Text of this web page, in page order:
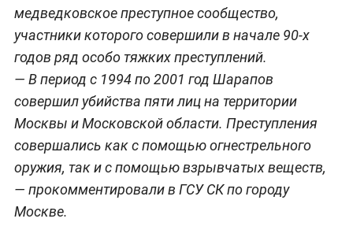
медведковское преступное сообщество,
участники которого совершили в начале 90-х
годов ряд особо тяжких преступлений.
— В период с 1994 по 2001 год Шарапов
совершил убийства пяти лиц на территории
Москвы и Московской области. Преступления
совершались как с помощью огнестрельного
оружия, так и с помощью взрывчатых веществ,
— прокомментировали в ГСУ СК по городу
Москве.